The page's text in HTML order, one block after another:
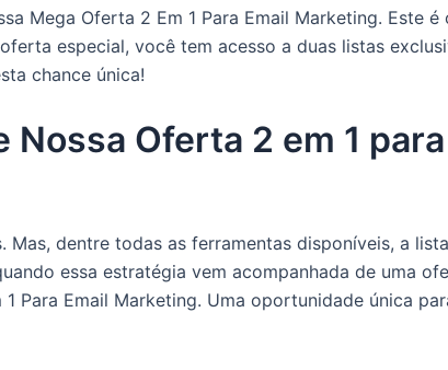
Mega Oferta 2 Em 1 Para Email Marketing. Este
especial, você tem acesso a duas listas
chance única!
Nossa Oferta 2 em 1
dentre todas as ferramentas disponíveis, a
essa estratégia vem acompanhada de uma
Para Email Marketing. Uma oportunidade única